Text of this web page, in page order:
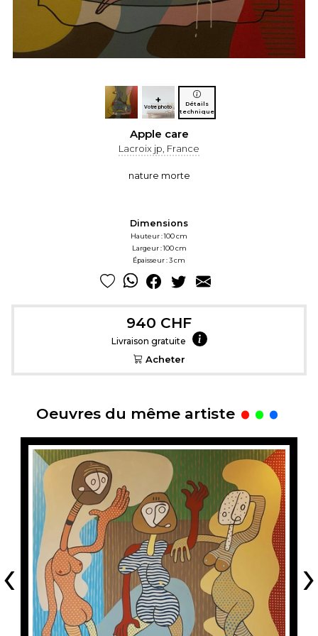
+
Votre photo
Détails
technique
Apple care
Lacroix jp, France
nature morte
Dimensions
Hauteur : 100 cm
Largeur : 100 cm
Épaisseur : 3 cm
940 CHF
Livraison gratuite
Acheter
Oeuvres du même artiste .
‹ ›